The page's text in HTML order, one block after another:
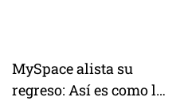
MySpace alista su
regreso: Así es como la